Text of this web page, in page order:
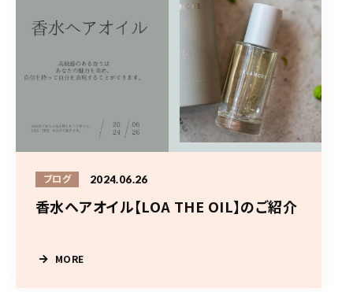
ブログ 2024.06.26
香水ヘアオイル【LOA THE OIL】のご紹介
MORE